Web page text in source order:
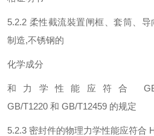
5.2.2 柔性截流裝置闸框、套筒、
制造,不锈钢的
化学成分
和力学性能应符合 GB/
GB/T1220 和 GB/T12459 的规定
5.2.3 密封件的物理力学性能应符合